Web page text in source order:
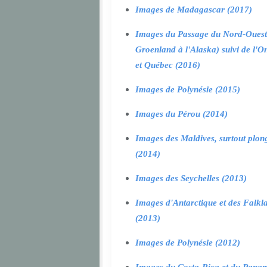
Images de Madagascar (2017)
Images du Passage du Nord-
Groenland à l'Alaska) suivi de
et Québec (2016)
Images de Polynésie (2015)
Images du Pérou (2014)
Images des Maldives, surtout
(2014)
Images des Seychelles (2013)
Images d'Antarctique et des
(2013)
Images de Polynésie (2012)